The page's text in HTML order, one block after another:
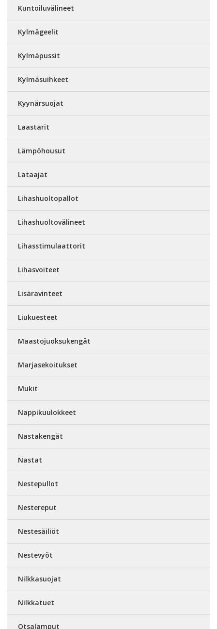
Kuntoiluvälineet
Kylmägeelit
Kylmäpussit
Kylmäsuihkeet
Kyynärsuojat
Laastarit
Lämpöhousut
Lataajat
Lihashuoltopallot
Lihashuoltovälineet
Lihasstimulaattorit
Lihasvoiteet
Lisäravinteet
Liukuesteet
Maastojuoksukengät
Marjasekoitukset
Mukit
Nappikuulokkeet
Nastakengät
Nastat
Nestepullot
Nestereput
Nestesäiliöt
Nestevyöt
Nilkkasuojat
Nilkkatuet
Otsalamput